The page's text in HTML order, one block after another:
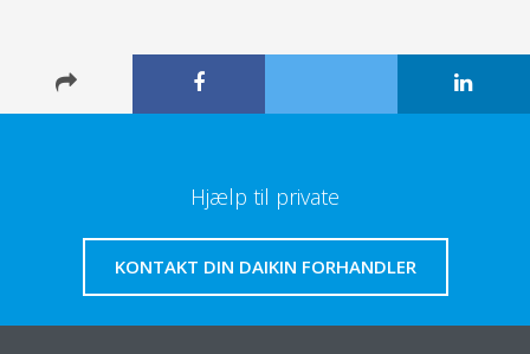
Hjælp til private
KONTAKT DIN DAIKIN FORHANDLER